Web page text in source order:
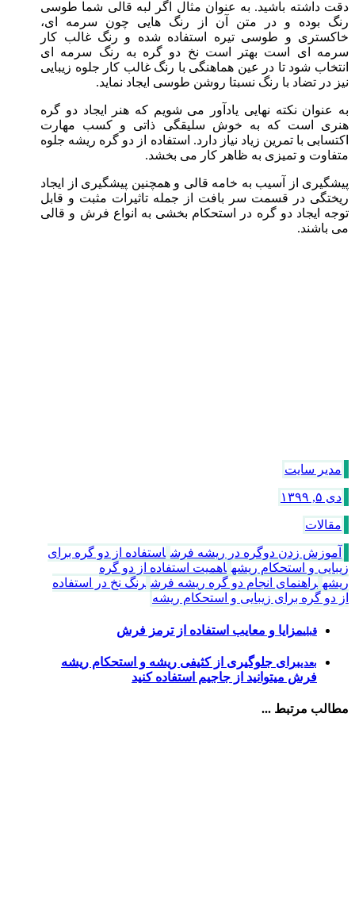
دقت داشته باشید. به عنوان مثال اگر لبه قالی شما طوسی
رنگ بوده و در متن آن از رنگ هایی چون سرمه ای،
خاکستری و طوسی تیره استفاده شده و رنگ غالب کار
سرمه ای است بهتر است نخ دو گره به رنگ سرمه ای
انتخاب شود تا در عین هماهنگی با رنگ غالب کار جلوه زیبایی
نیز در تضاد با رنگ نسبتا روشن طوسی ایجاد نماید.
به عنوان نکته نهایی یادآور می شویم که هنر ایجاد دو گره
هنری است که به خوش سلیقگی ذاتی و کسب مهارت
اکتسابی با تمرین زیاد نیاز دارد. استفاده از دو گره ریشه جلوه
متفاوت و تمیزی به ظاهر کار می بخشد.
پیشگیری از آسیب به خامه قالی و همچنین پیشگیری از ایجاد
ریختگی در قسمت سر بافت از جمله تاثیرات مثبت و قابل
توجه ایجاد دو گره در استحکام بخشی به انواع فرش و قالی
می باشند.
مدیر سایت
دی ۵, ۱۳۹۹
مقالات
آموزش زدن دوگره در ریشه فرش استفاده از دو گره برای
زیبایی و استحکام ریشه اهمیت استفاده از دو گره
ریشه راهنمای انجام دو گره ریشه فرش رنگ نخ در استفاده
از دو گره برای زیبایی و استحکام ریشه
قبلیمزایا و معایب استفاده از ترمز فرش
بعدیبرای جلوگیری از کثیفی ریشه و استحکام ریشه
فرش میتوانید از جاجیم استفاده کنید
مطالب مرتبط ...